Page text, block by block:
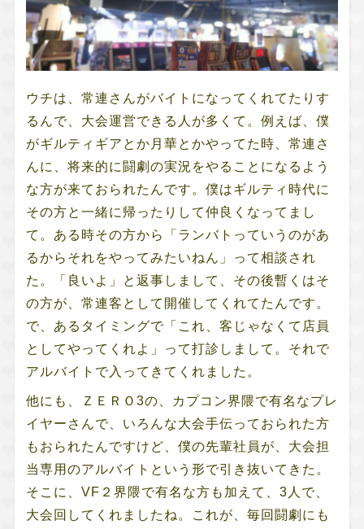
ウチは、常連さんがバイトになってくれてたりす
るんで、大会運営できる人が多くて。例えば、僕
がギルティギアとか月華とかやってた時、常連さ
んに、 将来的に闘劇の実況をやることになるよう
な方が来ておられたんです。僕はギルティ時代に
その方と一緒に帰ったりして仲良くなってまし
て。ある時その方から「ランバトっていうのがあ
るからそれをやってみたいねん」って相談され
た。「良いよ」と返事しまして、その後暫くはそ
の方が、常連客として開催してくれてたんです。
で、あるタイミングで「これ、客じゃなくて店員
としてやってくれよ」って打診しまして。それで
アルバイトで入ってきてくれました。
他にも、 ＺＥＲＯ3の、カプコン界隈で有名なプレ
イヤーさんで、いろんな大会手伝っておられた方
もおられたんですけど、僕の先輩社員が、大会担
当専用のアルバイトという形で引き抜いてきた。
そこに、VF２界隈で有名な方も加えて、3人で、
大会回してくれましたね。これが、毎回闘劇にも